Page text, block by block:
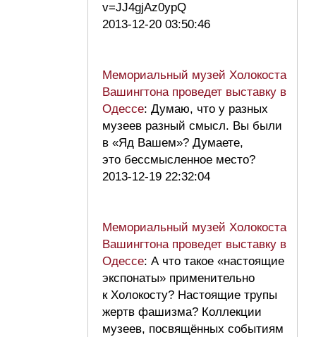
v=JJ4gjAz0ypQ
2013-12-20 03:50:46
Мемориальный музей Холокоста
Вашингтона проведет выставку в
Одессе: Думаю, что у разных
музеев разный смысл. Вы были
в «Яд Вашем»? Думаете,
это бессмысленное место?
2013-12-19 22:32:04
Мемориальный музей Холокоста
Вашингтона проведет выставку в
Одессе: А что такое «настоящие
экспонаты» применительно
к Холокосту? Настоящие трупы
жертв фашизма? Коллекции
музеев, посвящённых событиям